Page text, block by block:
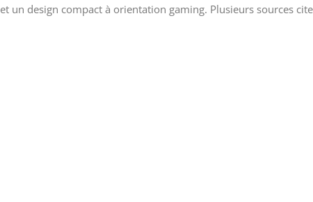
et un design compact à orientation gaming. Plusieurs sources